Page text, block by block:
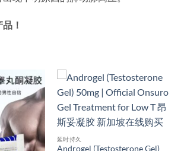
！
延时持久
Androgel (Testosterone Gel)